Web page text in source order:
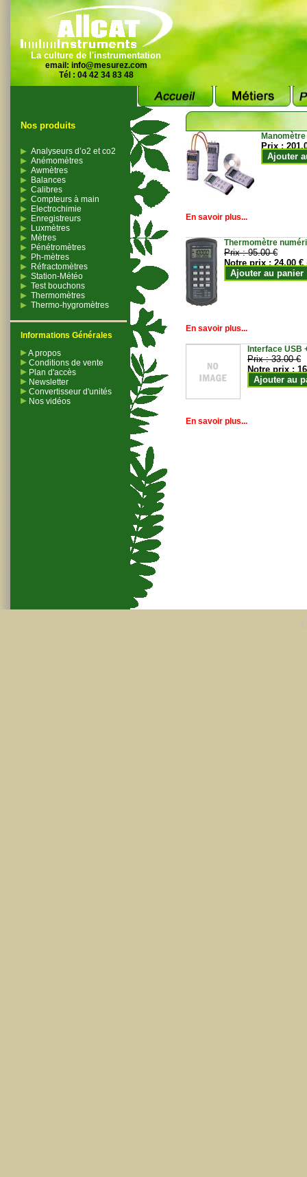
La culture de l'instrumentation
email: info@mesurez.com
Tél : 04 42 34 83 48
Nos produits
Analyseurs d’o2 et co2
Anémomètres
Awmètres
Balances
Calibres
Compteurs à main
Electrochimie
Enregistreurs
Luxmètres
Mètres
Pénétromètres
Ph-mètres
Réfractomètres
Station-Météo
Test bouchons
Thermomètres
Thermo-hygromètres
Informations Générales
A propos
Conditions de vente
Plan d'accès
Newsletter
Convertisseur d'unités
Nos vidéos
Prix :
Ajouter
En savoir plus...
Thermomètre
Prix :95.00 €
Notre prix :24.00 €
Ajouter au panier
En savoir plus...
Interface USB
Prix :33.00 €
Notre prix :
Ajouter au
En savoir plus...